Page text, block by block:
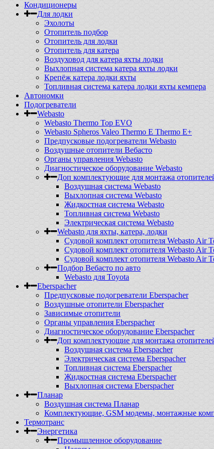
Кондиционеры
Для лодки
Эхолоты
Отопитель подбор
Отопитель для лодки
Отопитель для катера
Воздуховод для катера яхты лодки
Выхлопная система катера яхты лодки
Крепёж катера лодки яхты
Топливная система катера лодки яхты кемпера
Автономки
Подогреватели
Webasto
Webasto Thermo Top EVO
Webasto Spheros Valeo Thermo E Thermo E+
Предпусковые подогреватели Webasto
Воздушные отопители Вебасто
Органы управления Webasto
Диагностическое оборудование Webasto
Доп комплектующие для монтажа
Воздушная система Webasto
Выхлопная система Webasto
Жидкостная система Webasto
Топливная система Webasto
Электрическая система Webasto
Webasto для яхты, катера, лодки
Судовой комплект отопителя Webasto Air
Судовой комплект отопителя Webasto Air
Судовой комплект отопителя Webasto Air
Подбор Вебасто по авто
Webasto для Toyota
Eberspacher
Предпусковые подогреватели Eberspacher
Воздушные отопители Eberspacher
Зависимые отопители
Органы управления Eberspacher
Диагностическое оборудование Eberspacher
Доп комплектующие для монтажа
Воздушная система Eberspacher
Электрическая система Eberspacher
Топливная система Eberspacher
Жидкостная система Eberspacher
Выхлопная система Eberspacher
Планар
Воздушная система Планар
Комплектующие, GSM модемы, монтажные
Термотранс
Энергетика
Промышленное оборудование